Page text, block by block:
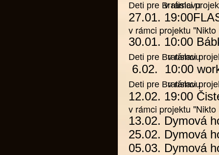
Deti pre Bratislavu
27.01. 19:00
v rámci projektu
30.01. 10:00
v rámci
v rámci
Deti pre Bratislavu
6.02. 10:00
Deti pre Bratislavu
12.02. 19:00
v rámci projektu
13.02. Dymová
25.02. Dymová
05.03. Dymová
v rámci